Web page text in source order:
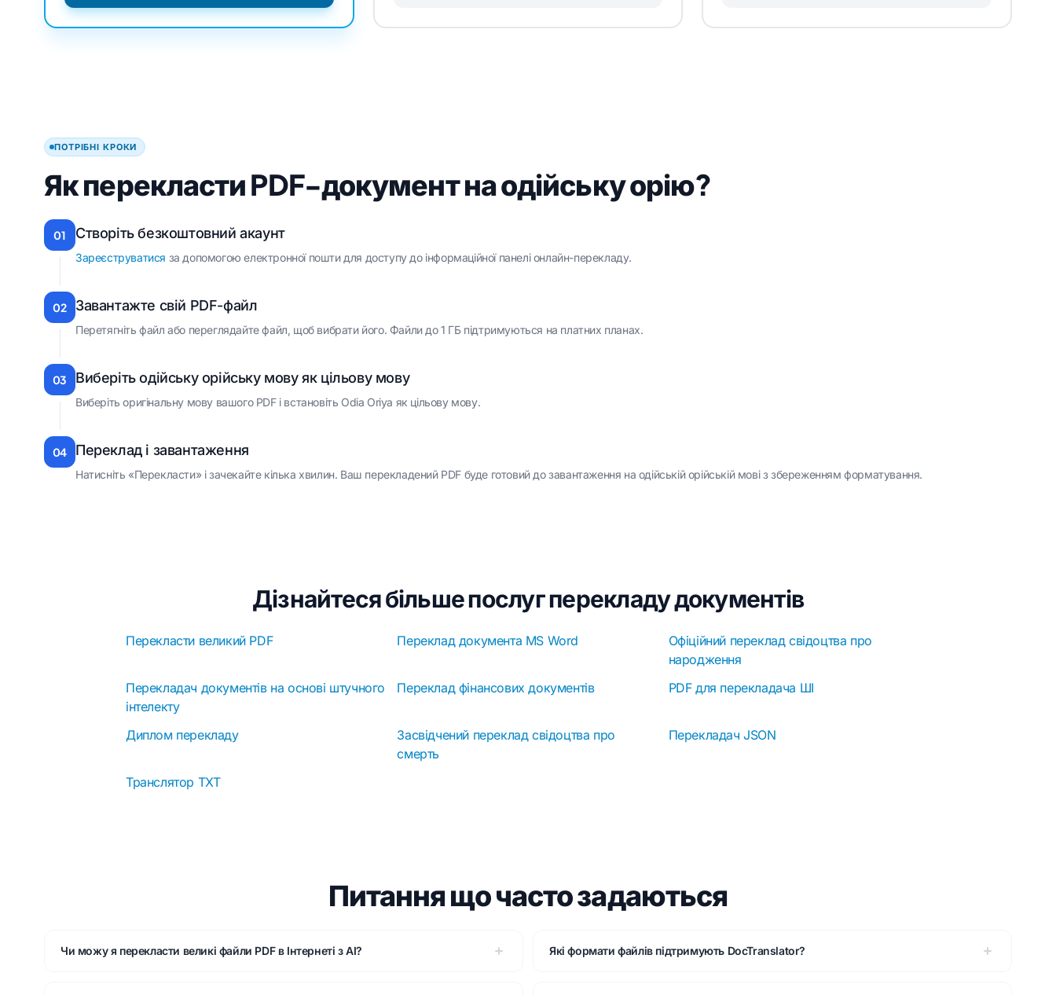
ПОТРІБНІ КРОКИ
Як перекласти PDF-документ на одійську орію?
01 Створіть безкоштовний акаунт
Зареєструватися за допомогою електронної пошти для доступу до інформаційної панелі онлайн-перекладу.
02 Завантажте свій PDF-файл
Перетягніть файл або переглядайте файл, щоб вибрати його. Файли до 1 ГБ підтримуються на платних планах.
03 Виберіть одійську орійську мову як цільову мову
Виберіть оригінальну мову вашого PDF і встановіть Odia Oriya як цільову мову.
04 Переклад і завантаження
Натисніть «Перекласти» і зачекайте кілька хвилин. Ваш перекладений PDF буде готовий до завантаження на одійській орійській мові з збереженням форматування.
Дізнайтеся більше послуг перекладу документів
Перекласти великий PDF Переклад документа MS Word
Офіційний переклад свідоцтва про
народження
Перекладач документів на основі штучного
інтелекту
Переклад фінансових документів PDF для перекладача ШІ
Диплом перекладу
Засвідчений переклад свідоцтва про
смерть
Перекладач JSON
Транслятор TXT
Питання що часто задаються
Чи можу я перекласти великі файли PDF в Інтернеті з AI? Які формати файлів підтримують DocTranslator?